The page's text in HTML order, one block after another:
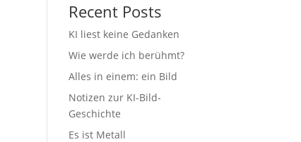
Recent Posts
KI liest keine Gedanken
Wie werde ich berühmt?
Alles in einem: ein Bild
Notizen zur KI-Bild-
Geschichte
Es ist Metall